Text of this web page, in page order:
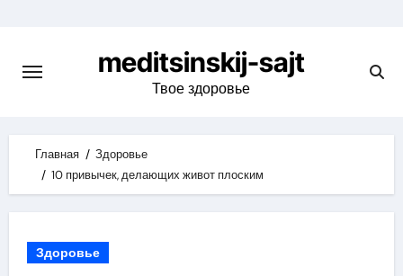
content
meditsinskij-sajt
Твое здоровье
Главная
Здоровье
10 привычек, делающих живот плоским
Здоровье